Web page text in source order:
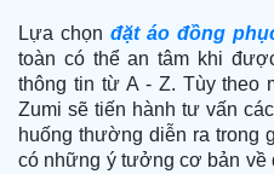
Lựa chọn đặt áo đồng
toàn có thể an tâm khi
thông tin từ A - Z. Tùy theo
Zumi sẽ tiến hành tư vấn
huống thường diễn ra trong
có những ý tưởng cơ bản về